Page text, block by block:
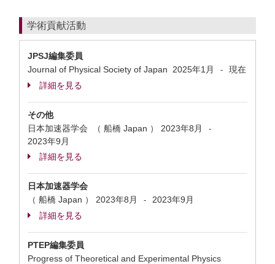
学術貢献活動
JPSJ編集委員
Journal of Physical Society of Japan 2025年1月 -
現在
詳細を見る
その他
日本加速器学会 （ 船橋 Japan ） 2023年8月 -
2023年9月
詳細を見る
日本加速器学会
（ 船橋 Japan ） 2023年8月 -
2023年9月
詳細を見る
PTEP編集委員
Progress of Theoretical and Experimental Physics